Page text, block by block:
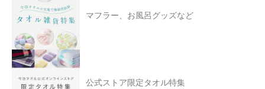
マフラー、お風呂グッズなど
公式ストア限定タオル特集